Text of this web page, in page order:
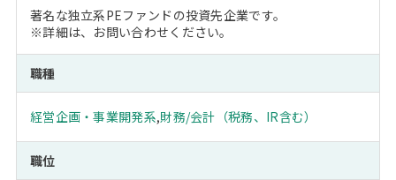
著名な独立系PEファンドの投資先企業です。
※詳細は、お問い合わせください。
職種
経営企画・事業開発系,財務/会計（税務、IR含む）
職位